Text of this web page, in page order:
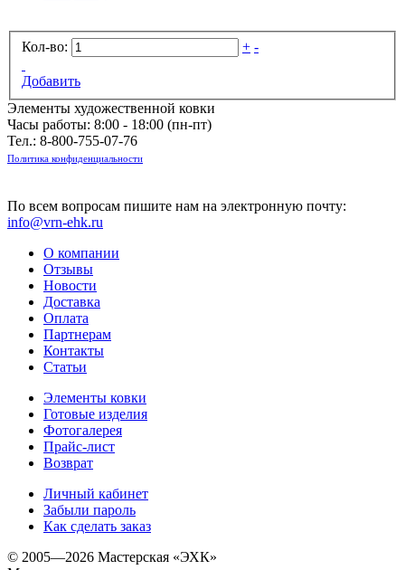
Кол-во: + -
Добавить
Элементы художественной ковки
Часы работы: 8:00 - 18:00 (пн-пт)
Тел.: 8-800-755-07-76
Политика конфиденциальности
По всем вопросам пишите нам на электронную почту:
info@vrn-ehk.ru
О компании
Отзывы
Новости
Доставка
Оплата
Партнерам
Контакты
Статьи
Элементы ковки
Готовые изделия
Фотогалерея
Прайс-лист
Возврат
Личный кабинет
Забыли пароль
Как сделать заказ
© 2005—2026 Мастерская «ЭХК»